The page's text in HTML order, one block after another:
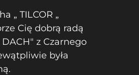
„ TILCOR „
Cię dobrą radą
z Czarnego
była